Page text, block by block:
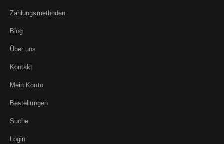
Zahlungsmethoden
Blog
Über uns
Kontakt
Mein Konto
Bestellungen
Suche
Login